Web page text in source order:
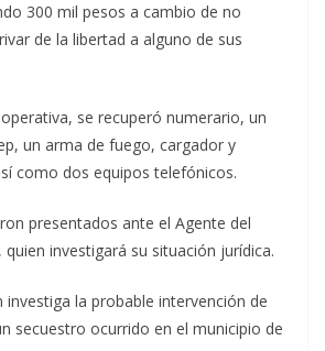
300 mil pesos a cambio de no
de la libertad a alguno de sus
se recuperó numerario, un
un arma de fuego, cargador y
como dos equipos telefónicos.
presentados ante el Agente del
investigará su situación jurídica.
investiga la probable intervención de
secuestro ocurrido en el municipio de